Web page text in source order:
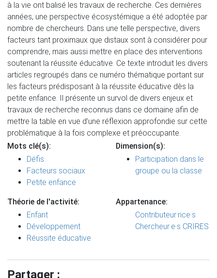
à la vie ont balisé les travaux de recherche. Ces dernières
années, une perspective écosystémique a été adoptée par
nombre de chercheurs. Dans une telle perspective, divers
facteurs tant proximaux que distaux sont à considérer pour
comprendre, mais aussi mettre en place des interventions
soutenant la réussite éducative. Ce texte introduit les divers
articles regroupés dans ce numéro thématique portant sur
les facteurs prédisposant à la réussite éducative dès la
petite enfance. Il présente un survol de divers enjeux et
travaux de recherche reconnus dans ce domaine afin de
mettre la table en vue d’une réflexion approfondie sur cette
problématique à la fois complexe et préoccupante.
Mots clé(s):
Défis
Facteurs sociaux
Petite enfance
Dimension(s):
Participation dans le
groupe ou la classe
Théorie de l'activité:
Enfant
Développement
Réussite éducative
Appartenance:
Contributeur·rice·s
Chercheur·e·s CRIRES
Partager :